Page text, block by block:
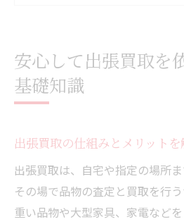
出張買取業者の信頼
口コミや評判から出張
比較でわかる優良出張
出張買取の査定ポイン
口コミや評価を活用した安
め方
安心して出張買取を
基礎知識
出張買取の仕組みとメリットを
出張買取は、自宅や指定の場所ま
その場で品物の査定と買取を行う
重い品物や大型家具、家電など